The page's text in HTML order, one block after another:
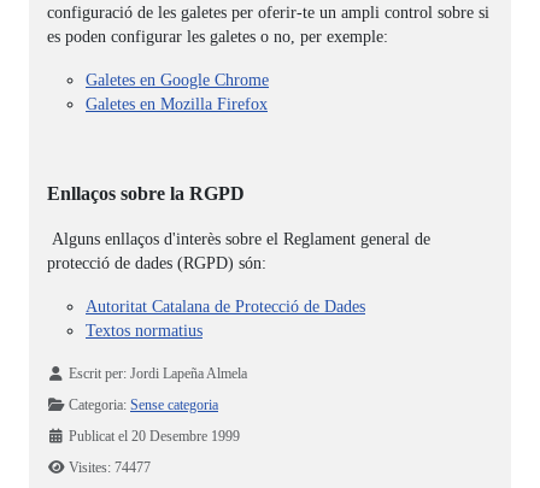
configuració de les galetes per oferir-te un ampli control sobre si
es poden configurar les galetes o no, per exemple:
Galetes en Google Chrome
Galetes en Mozilla Firefox
Enllaços sobre la RGPD
Alguns enllaços d'interès sobre el Reglament general de
protecció de dades (RGPD) són:
Autoritat Catalana de Protecció de Dades
Textos normatius
DetallsEscrit per: Jordi Lapeña Almela
Categoria: Sense categoria
Publicat el 20 Desembre 1999
Visites: 74477